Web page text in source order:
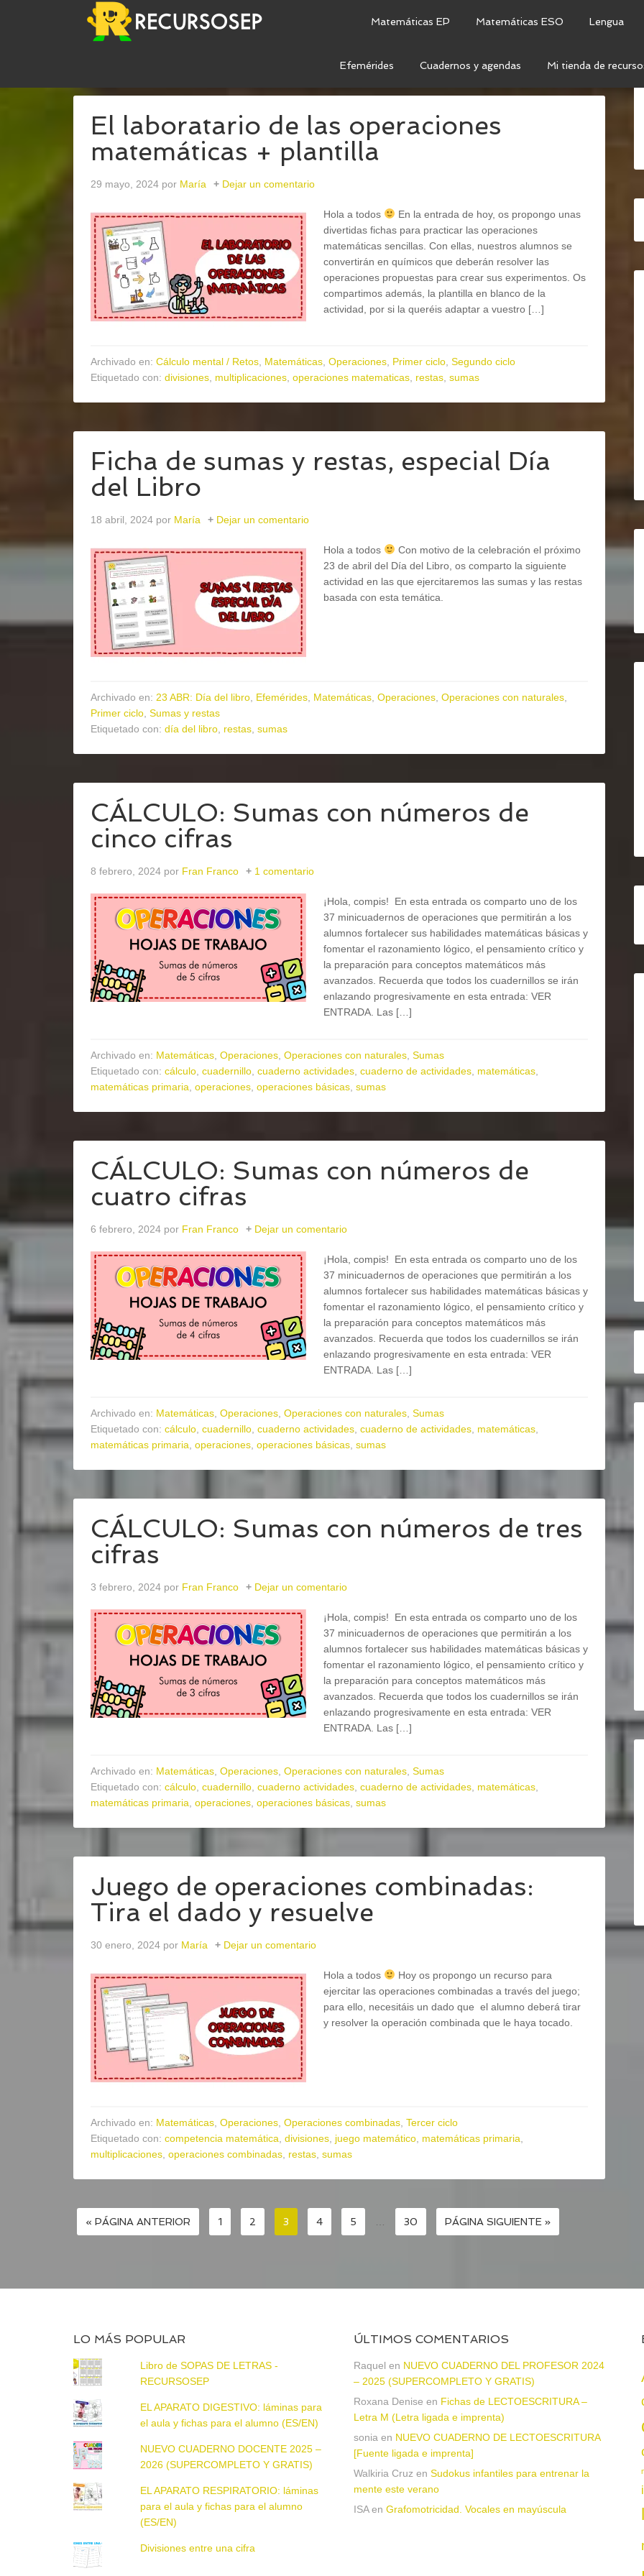
Matemáticas EP Matemáticas ESO Lengua
Efemérides Cuadernos y agendas Mi tienda de
El laboratario de las operaciones
matemáticas + plantilla
29 mayo, 2024 por María Dejar un comentario
Hola a todos
En la entrada de hoy, os propongo unas
divertidas fichas para practicar las operaciones
matemáticas sencillas. Con ellas, nuestros alumnos se
convertirán en químicos que deberán resolver las
operaciones propuestas para crear sus experimentos. Os
compartimos además, la plantilla en blanco de la
actividad, por si la queréis adaptar a vuestro […]
Archivado en: Cálculo mental / Retos Matemáticas Operaciones Primer ciclo Segundo ciclo
Etiquetado con: divisiones multiplicaciones operaciones matematicas restas sumas
Ficha de sumas y restas, especial Día
del Libro
18 abril, 2024 por María Dejar un comentario
Hola a todos
Con motivo de la celebración el próximo
23 de abril del Día del Libro, os comparto la siguiente
actividad en las que ejercitaremos las sumas y las restas
basada con esta temática.
Archivado en: 23 ABR: Día del libro Efemérides Matemáticas Operaciones Operaciones con naturales
Primer ciclo Sumas y restas
Etiquetado con: día del libro restas sumas
CÁLCULO: Sumas con números de
cinco cifras
8 febrero, 2024 por Fran Franco 1 comentario
¡Hola, compis! En esta entrada os comparto uno de los
37 minicuadernos de operaciones que permitirán a los
alumnos fortalecer sus habilidades matemáticas básicas y
fomentar el razonamiento lógico, el pensamiento crítico y
la preparación para conceptos matemáticos más
avanzados. Recuerda que todos los cuadernillos se irán
enlazando progresivamente en esta entrada: VER
ENTRADA. Las […]
Archivado en: Matemáticas Operaciones Operaciones con naturales Sumas
Etiquetado con: cálculo cuadernillo cuaderno actividades cuaderno de actividades matemáticas
matemáticas primaria operaciones operaciones básicas sumas
CÁLCULO: Sumas con números de
cuatro cifras
6 febrero, 2024 por Fran Franco Dejar un comentario
¡Hola, compis! En esta entrada os comparto uno de los
37 minicuadernos de operaciones que permitirán a los
alumnos fortalecer sus habilidades matemáticas básicas y
fomentar el razonamiento lógico, el pensamiento crítico y
la preparación para conceptos matemáticos más
avanzados. Recuerda que todos los cuadernillos se irán
enlazando progresivamente en esta entrada: VER
ENTRADA. Las […]
Archivado en: Matemáticas Operaciones Operaciones con naturales Sumas
Etiquetado con: cálculo cuadernillo cuaderno actividades cuaderno de actividades matemáticas
matemáticas primaria operaciones operaciones básicas sumas
CÁLCULO: Sumas con números de tres
cifras
3 febrero, 2024 por Fran Franco Dejar un comentario
¡Hola, compis! En esta entrada os comparto uno de los
37 minicuadernos de operaciones que permitirán a los
alumnos fortalecer sus habilidades matemáticas básicas y
fomentar el razonamiento lógico, el pensamiento crítico y
la preparación para conceptos matemáticos más
avanzados. Recuerda que todos los cuadernillos se irán
enlazando progresivamente en esta entrada: VER
ENTRADA. Las […]
Archivado en: Matemáticas Operaciones Operaciones con naturales Sumas
Etiquetado con: cálculo cuadernillo cuaderno actividades cuaderno de actividades matemáticas
matemáticas primaria operaciones operaciones básicas sumas
Juego de operaciones combinadas:
Tira el dado y resuelve
30 enero, 2024 por María Dejar un comentario
Hola a todos
Hoy os propongo un recurso para
ejercitar las operaciones combinadas a través del juego;
para ello, necesitáis un dado que el alumno deberá tirar
y resolver la operación combinada que le haya tocado.
Archivado en: Matemáticas Operaciones Operaciones combinadas Tercer ciclo
Etiquetado con: competencia matemática divisiones juego matemático matemáticas primaria
multiplicaciones operaciones combinadas restas sumas
« PÁGINA ANTERIOR 1 2 3 4 5 30 PÁGINA SIGUIENTE »
LO MÁS POPULAR
Libro de SOPAS DE LETRAS -
RECURSOSEP
EL APARATO DIGESTIVO: láminas para
el aula y fichas para el alumno (ES/EN)
NUEVO CUADERNO DOCENTE 2025 –
2026 (SUPERCOMPLETO Y GRATIS)
EL APARATO RESPIRATORIO: láminas
para el aula y fichas para el alumno
(ES/EN)
Divisiones entre una cifra
ÚLTIMOS COMENTARIOS
Raquel en NUEVO CUADERNO DEL PROFESOR 2024
– 2025 (SUPERCOMPLETO Y GRATIS)
Roxana Denise en Fichas de LECTOESCRITURA –
Letra M (Letra ligada e imprenta)
sonia en NUEVO CUADERNO DE LECTOESCRITURA
[Fuente ligada e imprenta]
Walkiria Cruz en Sudokus infantiles para entrenar la
mente este verano
ISAen Grafomotricidad. Vocales en mayúscula